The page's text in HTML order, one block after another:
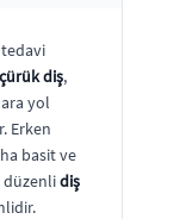
çürük diş,
yol
Erken
basit ve
düzenlidiş